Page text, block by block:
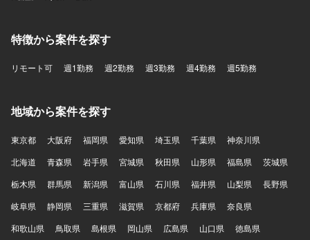
特徴から案件を探す
リモート可 週1勤務 週2勤務 週3勤務 週4勤務 週5勤務
地域から案件を探す
東京都 大阪府 福岡県 愛知県 埼玉県 千葉県
神奈川県
北海道
青森県 岩手県 宮城県 秋田県 山形県 福島県
茨城県
栃木県
群馬県 新潟県 富山県 石川県 福井県 山梨県
長野県
岐阜県
静岡県 三重県 滋賀県 京都府 兵庫県
奈良県
和歌山県
鳥取県 島根県 岡山県 広島県 山口県 徳島県